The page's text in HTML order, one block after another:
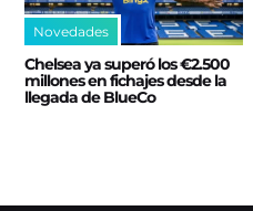
Novedades
Chelsea ya superó los €2.500
millones en fichajes desde la
llegada de BlueCo